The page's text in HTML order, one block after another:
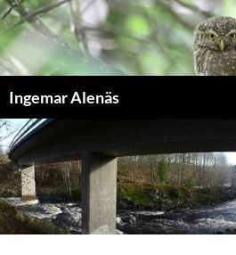
Hoppa
till
innehåll
Ingemar Alenäs